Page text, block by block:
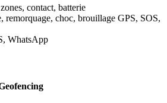
contact, batterie
remorquage, choc, brouillage GPS, SOS,
WhatsApp